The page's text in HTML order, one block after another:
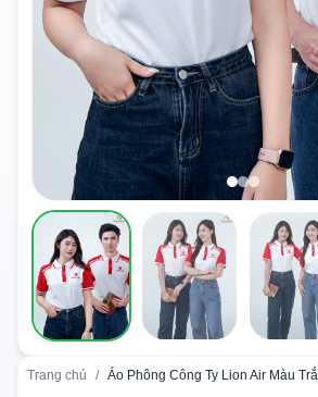
Trang chủ / Áo Phông Công Ty Lion Air Màu